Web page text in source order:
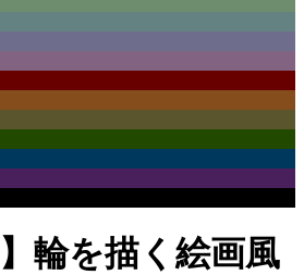
】輪を描く絵画風